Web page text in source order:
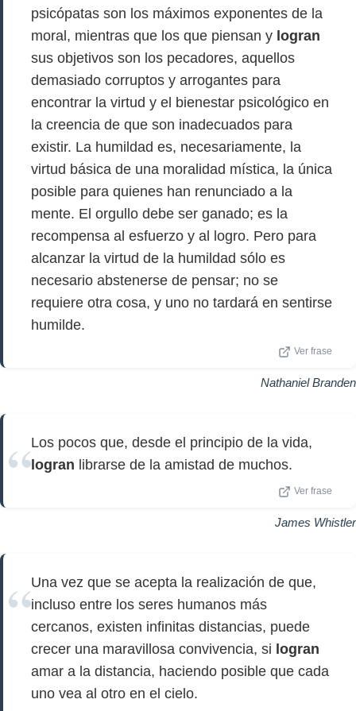
psicópatas son los máximos exponentes de la
moral, mientras que los que piensan y logran
sus objetivos son los pecadores, aquellos
demasiado corruptos y arrogantes para
encontrar la virtud y el bienestar psicológico en
la creencia de que son inadecuados para
existir. La humildad es, necesariamente, la
virtud básica de una moralidad mística, la única
posible para quienes han renunciado a la
mente. El orgullo debe ser ganado; es la
recompensa al esfuerzo y al logro. Pero para
alcanzar la virtud de la humildad sólo es
necesario abstenerse de pensar; no se
requiere otra cosa, y uno no tardará en sentirse
humilde.
Ver frase
Nathaniel Branden
Los pocos que, desde el principio de la vida,
logran librarse de la amistad de muchos.
Ver frase
James Whistler
Una vez que se acepta la realización de que,
incluso entre los seres humanos más
cercanos, existen infinitas distancias, puede
crecer una maravillosa convivencia, si logran
amar a la distancia, haciendo posible que cada
uno vea al otro en el cielo.